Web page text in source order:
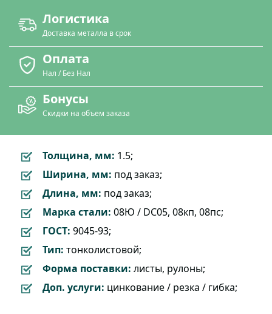
Логистика
Доставка металла в срок
Оплата
Нал / Без Нал
Бонусы
Скидки на объем заказа
Толщина, мм: 1.5;
Ширина, мм: под заказ;
Длина, мм: под заказ;
Марка стали: 08Ю / DC05, 08кп, 08пс;
ГОСТ: 9045-93;
Тип: тонколистовой;
Форма поставки: листы, рулоны;
Доп. услуги: цинкование / резка / гибка;